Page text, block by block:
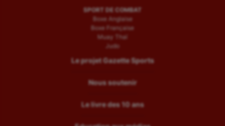
SPORT DE COMBAT
Boxe Anglaise
Boxe Française
Muay Thaï
Judo
Le projet Gazette Sports
Nous soutenir
Le livre des 10 ans